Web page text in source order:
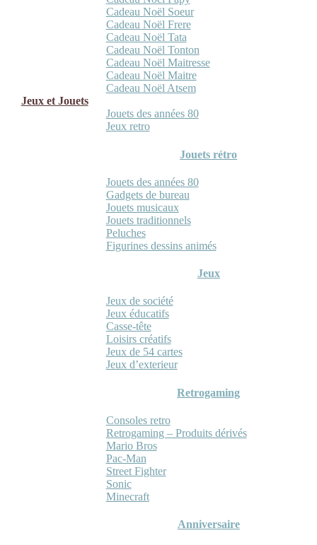
Cadeau Noël Soeur
Cadeau Noël Frere
Cadeau Noël Tata
Cadeau Noël Tonton
Cadeau Noël Maitresse
Cadeau Noël Maitre
Cadeau Noël Atsem
Jeux et Jouets
Jouets des années 80
Jeux retro
Jouets rétro
Jouets des années 80
Gadgets de bureau
Jouets musicaux
Jouets traditionnels
Peluches
Figurines dessins animés
Jeux
Jeux de société
Jeux éducatifs
Casse-tête
Loisirs créatifs
Jeux de 54 cartes
Jeux d’exterieur
Retrogaming
Consoles retro
Retrogaming – Produits dérivés
Mario Bros
Pac-Man
Street Fighter
Sonic
Minecraft
Anniversaire